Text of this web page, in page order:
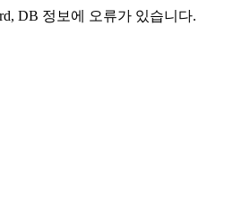
DB 정보에 오류가 있습니다.